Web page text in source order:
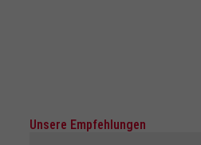
Unsere Empfehlungen